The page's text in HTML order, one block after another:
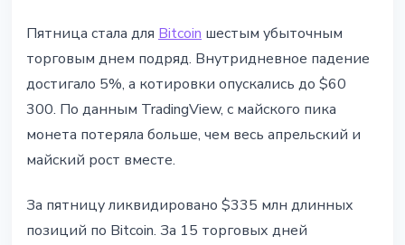
Пятница стала для Bitcoin шестым убыточным
торговым днем подряд. Внутридневное падение
достигало 5%, а котировки опускались до $60
300. По данным TradingView, с майского пика
монета потеряла больше, чем весь апрельский и
майский рост вместе.
За пятницу ликвидировано $335 млн длинных
позиций по Bitcoin. За 15 торговых дней